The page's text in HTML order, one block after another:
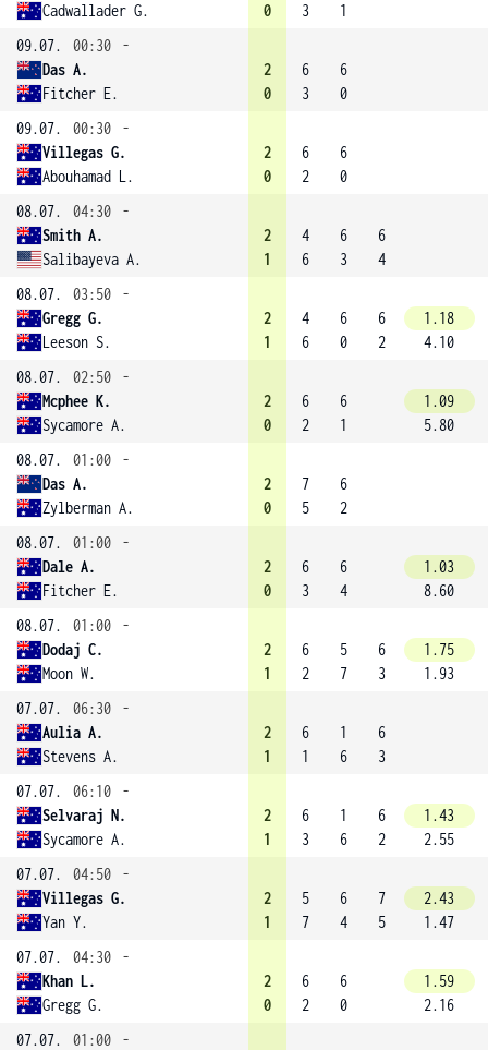
Cadwallader G.
0
3
1
09.07.
00:30
-
Das A.
Fitcher E.
2
0
6
3
6
0
09.07.
00:30
-
Villegas G.
Abouhamad L.
2
0
6
2
6
0
08.07.
04:30
-
Smith A.
Salibayeva A.
2
1
4
6
6
3
6
4
08.07.
03:50
-
Gregg G.
Leeson S.
2
1
4
6
6
0
6
2
1.18
4.10
08.07.
02:50
-
Mcphee K.
Sycamore A.
2
0
6
2
6
1
1.09
5.80
08.07.
01:00
-
Das A.
Zylberman A.
2
0
7
5
6
2
08.07.
01:00
-
Dale A.
Fitcher E.
2
0
6
3
6
4
1.03
8.60
08.07.
01:00
-
Dodaj C.
Moon W.
2
1
6
2
5
7
6
3
1.75
1.93
07.07.
06:30
-
Aulia A.
Stevens A.
2
1
6
1
1
6
6
3
07.07.
06:10
-
Selvaraj N.
Sycamore A.
2
1
6
3
1
6
6
2
1.43
2.55
07.07.
04:50
-
Villegas G.
Yan Y.
2
1
5
7
6
4
7
5
2.43
1.47
07.07.
04:30
-
Khan L.
Gregg G.
2
0
6
2
6
0
1.59
2.16
07.07.
01:00
-